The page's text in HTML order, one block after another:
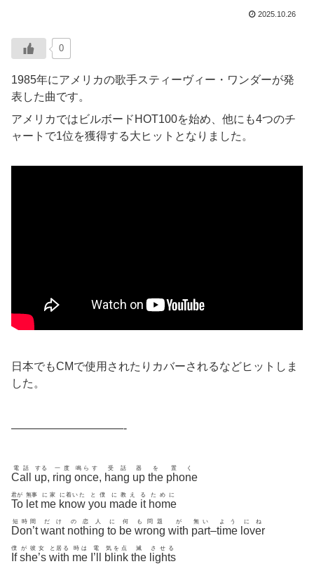
2025.10.26
0
1985年にアメリカの歌手スティーヴィー・ワンダーが発
表した曲です。
アメリカではビルボードHOT100を始め、他にも4つのチ
ャートで1位を獲得する大ヒットとなりました。
日本でもCMで使用されたりカバーされるなどヒットしま
した。
——————————-
Call
電話
up
する
, ring
一度
once
鳴らす
, hang
受話
up
器
the
を
phone
置く
To
君が
let
無事
me
に家
know
に着いた
you
と僕
made
に教え
it
る
home
ために
Don’t
短時間
want
だけ
nothing
の恋人
to
に
be
何
wrong
も問題
with
が
part
無い
–time
よう
lover
にね
If
僕
she’s
が彼女
with
と居る
me
時は
I’ll
電
blink
気を点
the
滅
lights
させる